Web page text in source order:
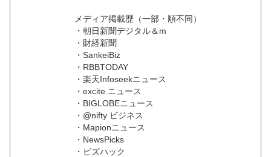
メディア掲載歴（一部・順不同）
・朝日新聞デジタル＆m
・財経新聞
・SankeiBiz
・RBBTODAY
・楽天Infoseekニュース
・excite.ニュース
・BIGLOBEニュース
・@nifty ビジネス
・Mapionニュース
・NewsPicks
・ビズハック